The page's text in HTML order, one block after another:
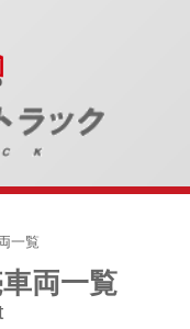
一覧
両一覧